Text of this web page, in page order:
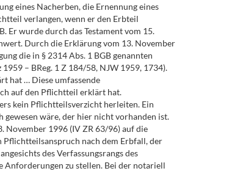
eines Nacherben, die Ernennung eines
verlangen, wenn er den Erbteil
Er wurde durch das Testament vom 15.
Durch die Erklärung vom 13. November
die in § 2314 Abs. 1 BGB genannten
– BReg. 1 Z 184/58, NJW 1959, 1734).
hat … Diese umfassende
auf den Pflichtteil erklärt hat.
kein Pflichtteilsverzicht herleiten. Ein
wäre, der hier nicht vorhanden ist.
November 1996 (IV ZR 63/96) auf die
Pflichtteilsanspruch nach dem Erbfall, der
des Verfassungsrangs des
Anforderungen zu stellen. Bei der notariell